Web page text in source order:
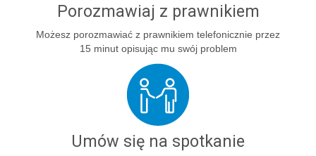
Porozmawiaj z prawnikiem
Możesz porozmawiać z prawnikiem telefonicznie przez
15 minut opisując mu swój problem
Umów się na spotkanie